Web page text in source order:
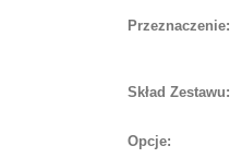
Przeznaczenie:
Skład Zestawu:
Opcje: